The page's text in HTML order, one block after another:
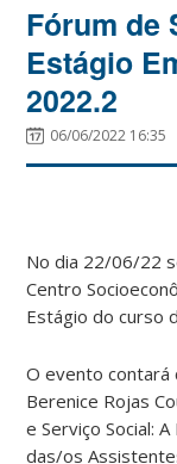
Fórum de
Estágio
2022.2
06/06/2022 16:35
No dia 22/06/22
Centro
Estágio do curso
O evento contará
Berenice Rojas
e Serviço Social:
das/os